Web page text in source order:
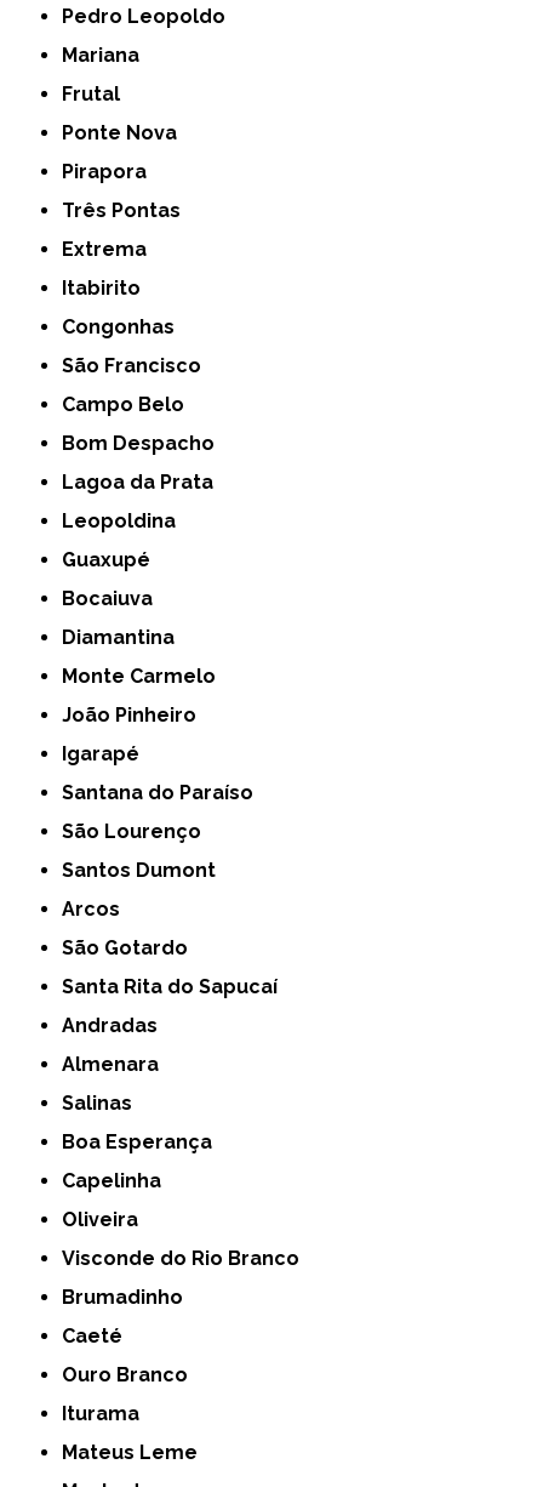
Pedro Leopoldo
Mariana
Frutal
Ponte Nova
Pirapora
Três Pontas
Extrema
Itabirito
Congonhas
São Francisco
Campo Belo
Bom Despacho
Lagoa da Prata
Leopoldina
Guaxupé
Bocaiuva
Diamantina
Monte Carmelo
João Pinheiro
Igarapé
Santana do Paraíso
São Lourenço
Santos Dumont
Arcos
São Gotardo
Santa Rita do Sapucaí
Andradas
Almenara
Salinas
Boa Esperança
Capelinha
Oliveira
Visconde do Rio Branco
Brumadinho
Caeté
Ouro Branco
Iturama
Mateus Leme